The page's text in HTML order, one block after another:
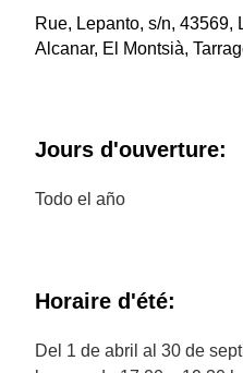
Rue, Lepanto, s/n, 43569,
Alcanar, El Montsià,
Jours d'ouverture:
Todo el año
Horaire d'été:
Del 1 de abril al 30 de